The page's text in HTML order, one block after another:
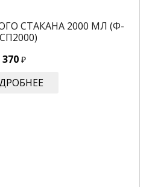
СТАКАНА 2000 МЛ (Ф-
370 ₽